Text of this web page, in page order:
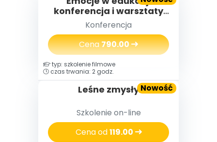
konferencja i warsztaty
(2 dni) 18-19.11.2026
Konferencja
Cena790.00
Nowość
typ: szkolenie filmowe
czas trwania: 2 godz.
Leśne zmysły
Szkolenie on-line
Cena od119.00